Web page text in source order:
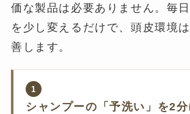
価な製品は必要ありません。毎
を少し変えるだけで、頭皮環境
善します。
1
シャンプーの「予洗い」を2